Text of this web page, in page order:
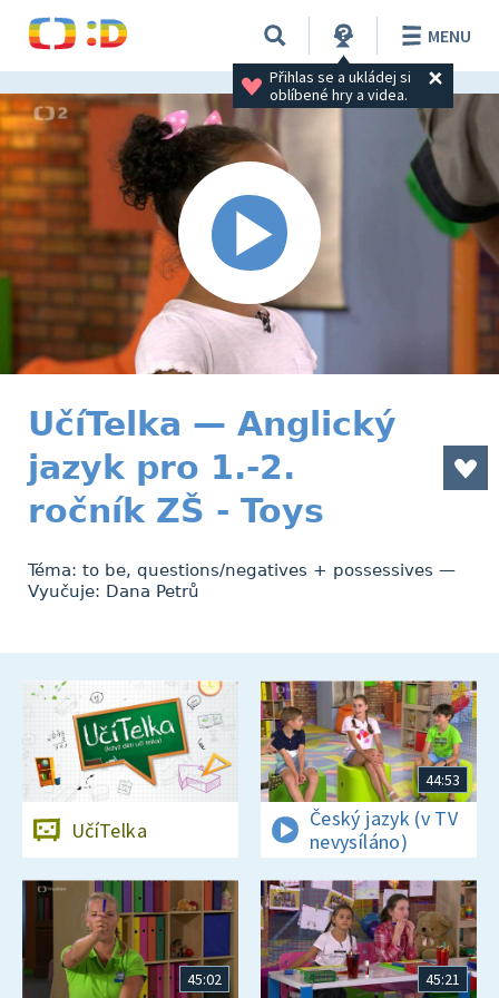
Přihlas se a ukládej si
oblíbené hry a videa.
MENU
UčíTelka — Anglický
jazyk pro 1.-2.
ročník ZŠ - Toys
Téma: to be, questions/negatives + possessives —
Vyučuje: Dana Petrů
UčíTelka
44:53
Český jazyk (v TV
nevysíláno)
45:02 45:21